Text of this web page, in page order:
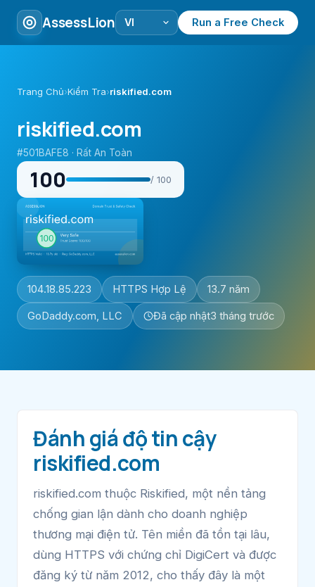
AssessLion Run a Free Check
Trang Chủ›Kiểm Tra›riskified.com
riskified.com
#501BAFE8 · Rất An Toàn
100 / 100
104.18.85.223 HTTPS Hợp Lệ 13.7 năm
GoDaddy.com, LLC Đã cập nhật3 tháng trước
Đánh giá độ tin cậy
riskified.com
riskified.com thuộc Riskified, một nền tảng
chống gian lận dành cho doanh nghiệp
thương mại điện tử. Tên miền đã tồn tại lâu,
dùng HTTPS với chứng chỉ DigiCert và được
đăng ký từ năm 2012, cho thấy đây là một